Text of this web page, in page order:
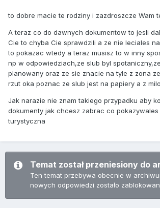
to dobre macie te rodziny i zazdroszcze Wam
A teraz co do dawnych dokumentow to jesli
Cie to chyba Cie sprawdzili a ze nie leciales
to pokazac wtedy a teraz musisz to w inny
np w odpowiedziach,ze slub byl
planowany oraz ze sie znacie na tyle z zona
rzut oka poznac ze slub jest na papiery a z
Jak narazie nie znam takiego przypadku aby
dokumenty jak chcesz zabrac co pokazywales
turystyczna
Temat został przeniesiony do
Ten temat przebywa obecnie w
nowych odpowiedzi zostało